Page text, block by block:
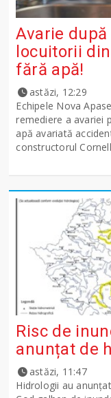
Avarie
locuitorii
fără apă!
astăzi, 12:29
Echipele Nova
remediere a avariei
apă avariată
constructorul
Risc de
anunțat de
astăzi, 11:47
Hidrologii au